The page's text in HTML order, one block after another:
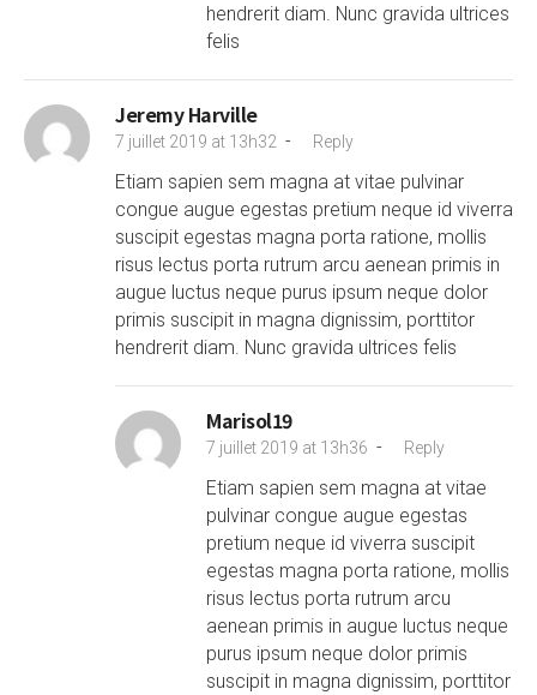
hendrerit diam. Nunc gravida ultrices
felis
Jeremy Harville
7 juillet 2019 at 13h32 - Reply
Etiam sapien sem magna at vitae pulvinar
congue augue egestas pretium neque id viverra
suscipit egestas magna porta ratione, mollis
risus lectus porta rutrum arcu aenean primis in
augue luctus neque purus ipsum neque dolor
primis suscipit in magna dignissim, porttitor
hendrerit diam. Nunc gravida ultrices felis
Marisol19
7 juillet 2019 at 13h36 - Reply
Etiam sapien sem magna at vitae
pulvinar congue augue egestas
pretium neque id viverra suscipit
egestas magna porta ratione, mollis
risus lectus porta rutrum arcu
aenean primis in augue luctus neque
purus ipsum neque dolor primis
suscipit in magna dignissim, porttitor